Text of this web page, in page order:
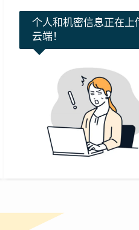
个人和机密信息正在上
云端！